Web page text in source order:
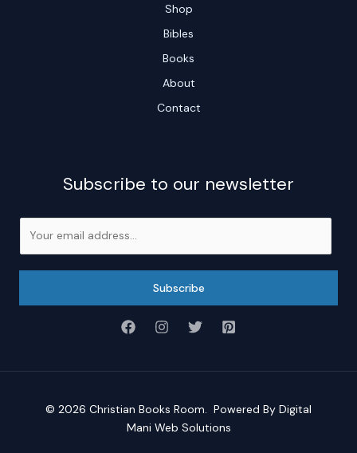
Shop
Bibles
Books
About
Contact
Subscribe to our newsletter
Subscribe
© 2026 Christian Books Room. Powered By Digital
Mani Web Solutions